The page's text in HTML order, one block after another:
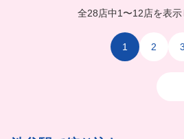
全28店中1 〜12店を表
1 2 3